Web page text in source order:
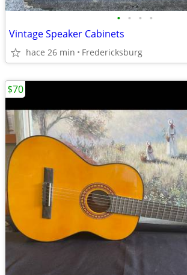
• • • •
Vintage Speaker Cabinets
hace 26 min Fredericksburg
$70